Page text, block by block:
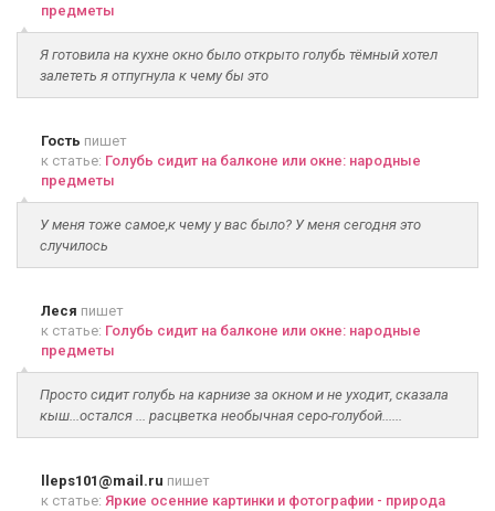
предметы
Я готовила на кухне окно было открыто голубь тёмный хотел
залететь я отпугнула к чему бы это
Гость пишет
к статье: Голубь сидит на балконе или окне: народные
предметы
У меня тоже самое,к чему у вас было? У меня сегодня это
случилось
Леся пишет
к статье: Голубь сидит на балконе или окне: народные
предметы
Просто сидит голубь на карнизе за окном и не уходит, сказала
кыш...остался ... расцветка необычная серо-голубой......
lleps101@mail.ru пишет
к статье: Яркие осенние картинки и фотографии - природа